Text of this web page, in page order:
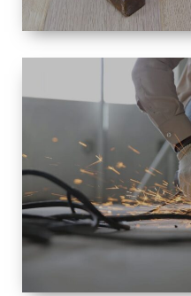
TAILLE
PETITE À
GRANDE
RÉNOVATION